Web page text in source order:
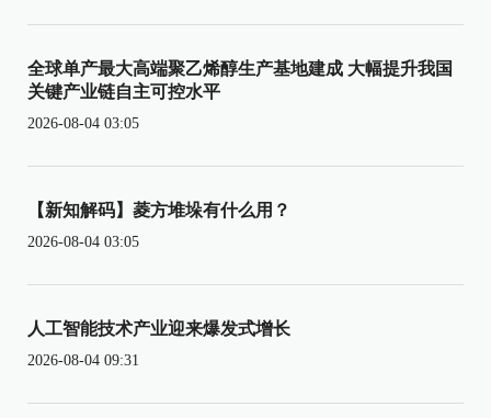
全球单产最大高端聚乙烯醇生产基地建成 大幅提升我国
关键产业链自主可控水平
2026-08-04 03:05
【新知解码】菱方堆垛有什么用？
2026-08-04 03:05
人工智能技术产业迎来爆发式增长
2026-08-04 09:31